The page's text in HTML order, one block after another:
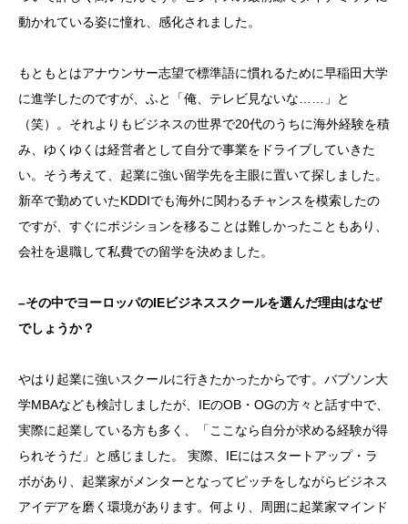
動かれている姿に憧れ、感化されました。
もともとはアナウンサー志望で標準語に慣れるために早稲田大学
に進学したのですが、ふと「俺、テレビ見ないな……」と
（笑）。それよりもビジネスの世界で20代のうちに海外経験を積
み、ゆくゆくは経営者として自分で事業をドライブしていきた
い。そう考えて、起業に強い留学先を主眼に置いて探しました。
新卒で勤めていたKDDIでも海外に関わるチャンスを模索したの
ですが、すぐにポジションを移ることは難しかったこともあり、
会社を退職して私費での留学を決めました。
–その中でヨーロッパのIEビジネススクールを選んだ理由はなぜ
でしょうか？
やはり起業に強いスクールに行きたかったからです。バブソン大
学MBAなども検討しましたが、IEのOB・OGの方々と話す中で、
実際に起業している方も多く、「ここなら自分が求める経験が得
られそうだ」と感じました。 実際、IEにはスタートアップ・ラ
ボがあり、起業家がメンターとなってピッチをしながらビジネス
アイデアを磨く環境があります。何より、周囲に起業家マインド